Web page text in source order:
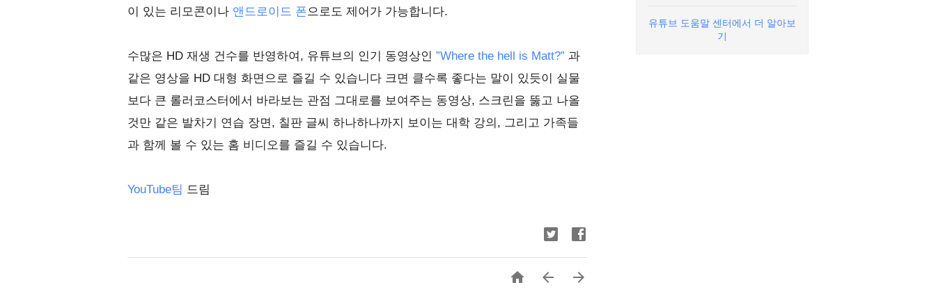
이 있는 리모콘이나 앤드로이드 폰으로도 제어가 가능합니다.
수많은 HD 재생 건수를 반영하여, 유튜브의 인기 동영상인 ”Where the hell is Matt?” 과
같은 영상을 HD 대형 화면으로 즐길 수 있습니다 크면 클수록 좋다는 말이 있듯이 실물
보다 큰 롤러코스터에서 바라보는 관점 그대로를 보여주는 동영상, 스크린을 뚫고 나올
것만 같은 발차기 연습 장면, 칠판 글씨 하나하나까지 보이는 대학 강의, 그리고 가족들
과 함께 볼 수 있는 홈 비디오를 즐길 수 있습니다.
YouTube팀 드림
  
유튜브 도움말 센터에서 더 알아보
기